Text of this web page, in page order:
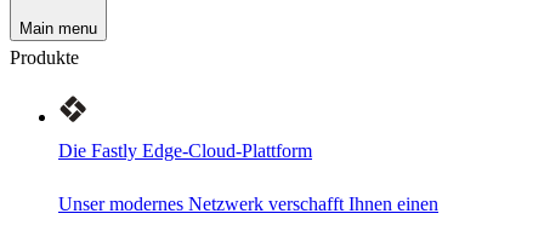
Main menu
Produkte
Die Fastly Edge-Cloud-Plattform
Unser modernes Netzwerk verschafft Ihnen einen